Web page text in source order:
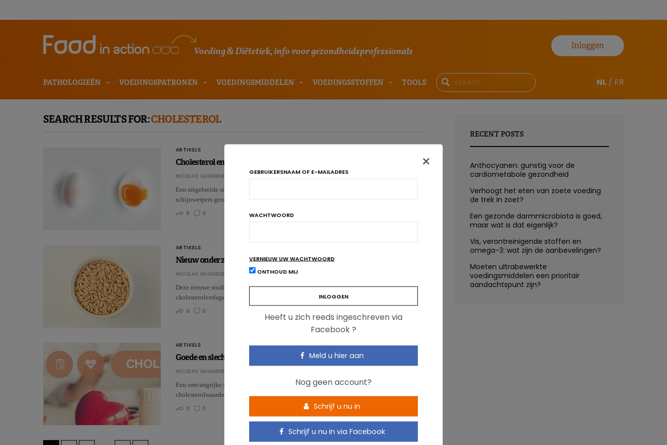
Voeding & Diëtetiek, info voor gezondheidsprofessionals
Inloggen
PATHOLOGIEËN VOEDINGSPATRONEN VOEDINGSMIDDELEN VOEDINGSSTOFFEN TOOLS NL / FR
SEARCH RESULTS FOR:CHOLESTEROL
ARTIKELS
Cholesterol en eieren: de saga duurt voort
NICOLAS GUGGENBÜHL
Een uitgebreide studie heeft cholesterol en eieren opnieuw in de wetenschappelijke
schijnwerpers gezet. De consumptie ervan houdt immers verband met een ver…
0
0
ARTIKELS
Nieuw onderzoek naar effect bètaglucanen op cholesterol
NICOLAS GUGGENBÜHL
Deze nieuwe studie wijst uit dat, in tegenstelling tot wat eerder werd gedacht, het
cholesterolverlagende effect van bètaglucanen……
0
0
ARTIKELS
Goede en slechte cholesterol: achterhaald?
NICOLAS GUGGENBÜHL
Een omvangrijke studie meldt – voor het eerst op deze schaal – dat zeer hoge HDL-
cholesterolwaarden geassocieerd zijn met een stijging…
0
0
RECENT POSTS
Anthocyanen: gunstig voor de
cardiometabole gezondheid
Verhoogt het eten van zoete voeding
de trek in zoet?
Een gezonde darmmicrobiota is goed,
maar wat is dat eigenlijk?
Vis, verontreinigende stoffen en
omega-3: wat zijn de aanbevelingen?
Moeten ultrabewerkte
voedingsmiddelen een prioritair
aandachtspunt zijn?
×
GEBRUIKERSNAAM OF E-MAILADRES
WACHTWOORD
VERNIEUW UW WACHTWOORD
ONTHOUD MIJ
Heeft u zich reeds ingeschreven via
Facebook ?
Meld u hier aan
Nog geen account?
Schrijf u nu in
Schrijf u nu in via Facebook